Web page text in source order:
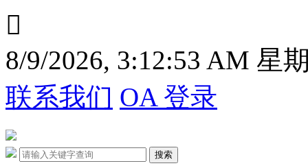

8/9/2026, 3:12:54 AM 星
联系我们 OA 登录